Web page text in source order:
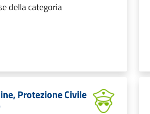
della categoria
Protezione Civile